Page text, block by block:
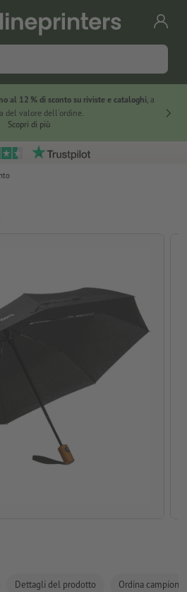
al 12 % di sconto su riviste e cataloghi, a
del valore dell'ordine.
Scopri di più
Dettagli del prodotto Ordina campione